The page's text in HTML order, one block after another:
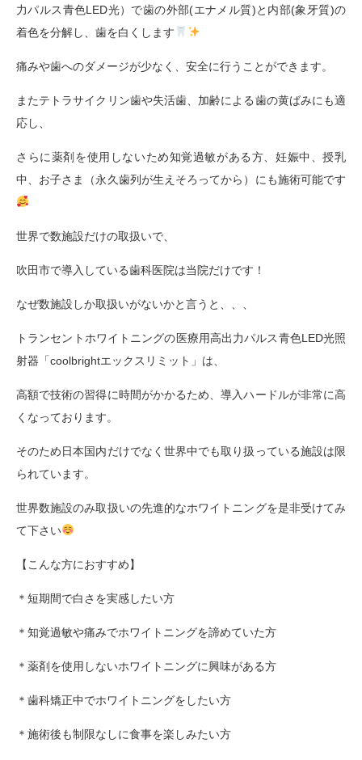
力パルス青色LED光）で歯の外部(エナメル質)と内部(象牙質)の
着色を分解し、歯を白くします
痛みや歯へのダメージが少なく、安全に行うことができます。
またテトラサイクリン歯や失活歯、加齢による歯の黄ばみにも適
応し、
さらに薬剤を使用しないため知覚過敏がある方、妊娠中、授乳
中、お子さま（永久歯列が生えそろってから）にも施術可能です
世界で数施設だけの取扱いで、
吹田市で導入している歯科医院は当院だけです！
なぜ数施設しか取扱いがないかと言うと、、、
トランセントホワイトニングの医療用高出力パルス青色LED光照
射器「coolbrightエックスリミット」は、
高額で技術の習得に時間がかかるため、導入ハードルが非常に高
くなっております。
そのため日本国内だけでなく世界中でも取り扱っている施設は限
られています。
世界数施設のみ取扱いの先進的なホワイトニングを是非受けてみ
て下さい
【こんな方におすすめ】
＊短期間で白さを実感したい方
＊知覚過敏や痛みでホワイトニングを諦めていた方
＊薬剤を使用しないホワイトニングに興味がある方
＊歯科矯正中でホワイトニングをしたい方
＊施術後も制限なしに食事を楽しみたい方